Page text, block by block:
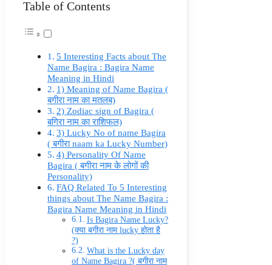
Table of Contents
5 Interesting Facts about The
Name Bagira : Bagira Name
Meaning in Hindi
1) Meaning of Name Bagira (
बगीरा नाम का मतलब)
2) Zodiac sign of Bagira (
बगिरा नाम का राशिफल)
3) Lucky No of name Bagira
( बगीरा naam ka Lucky Number)
4) Personality Of Name
Bagira ( बगीरा नाम के लोगों की
Personality)
FAQ Related To 5 Interesting
things about The Name Bagira :
Bagira Name Meaning in Hindi
Is Bagira Name Lucky?
(क्या बगीरा नाम lucky होता है
?)
What is the Lucky day
of Name Bagira ?( बगीरा नाम